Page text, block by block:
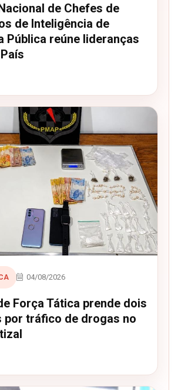
de Chefes de
de Inteligência de
Pública reúne lideranças
04/08/2026
Força Tática prende dois
por tráfico de drogas no